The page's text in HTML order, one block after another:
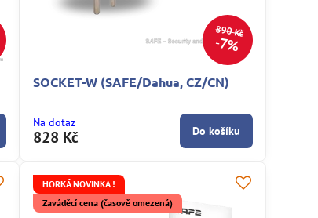
890 Kč
7%
SOCKET-W (SAFE/Dahua, CZ/CN)
Na dotaz
828 Kč Do košíku
HORKÁ NOVINKA !
Zaváděcí cena (časově omezená)